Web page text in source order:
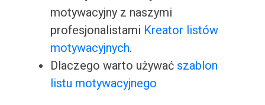
motywacyjny z naszymi
profesjonalistami Kreator listów
motywacyjnych.
Dlaczego warto używać szablon
listu motywacyjnego